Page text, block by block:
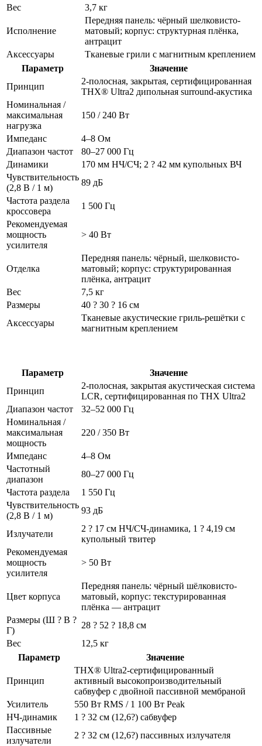
Вес
3,7 кг
Исполнение
Передняя панель: чёрный шелковисто-
матовый; корпус: структурная плёнка,
антрацит
Аксессуары
Тканевые грили с магнитным креплением
Параметр
Значение
Принцип
2-полосная, закрытая, сертифицированная
THX® Ultra2 дипольная surround-акустика
Номинальная /
максимальная
нагрузка
150 / 240 Вт
Импеданс
4–8 Ом
Диапазон частот
80–27 000 Гц
Динамики
170 мм НЧ/СЧ; 2 ? 42 мм купольных ВЧ
Чувствительность
(2,8 В / 1 м)
89 дБ
Частота раздела
кроссовера
1 500 Гц
Рекомендуемая
мощность
усилителя
> 40 Вт
Отделка
Передняя панель: чёрный, шелковисто-
матовый; корпус: структурированная
плёнка, антрацит
Вес
7,5 кг
Размеры
40 ? 30 ? 16 см
Аксессуары
Тканевые акустические гриль-решётки с
магнитным креплением
Параметр
Значение
Принцип
2-полосная, закрытая акустическая система
LCR, сертифицированная по THX Ultra2
Диапазон частот
32–52 000 Гц
Номинальная /
максимальная
мощность
220 / 350 Вт
Импеданс
4–8 Ом
Частотный
диапазон
80–27 000 Гц
Частота раздела
1 550 Гц
Чувствительность
(2,8 В / 1 м)
93 дБ
Излучатели
2 ? 17 см НЧ/СЧ-динамика, 1 ? 4,19 см
купольный твитер
Рекомендуемая
мощность
усилителя
> 50 Вт
Цвет корпуса
Передняя панель: чёрный шёлковисто-
матовый, корпус: текстурированная
плёнка — антрацит
Размеры (Ш ? В ?
Г)
28 ? 52 ? 18,8 см
Вес
12,5 кг
Параметр
Значение
Принцип
THX® Ultra2-сертифицированный
активный высокопроизводительный
сабвуфер с двойной пассивной мембраной
Усилитель
550 Вт RMS / 1 100 Вт Peak
НЧ-динамик
1 ? 32 см (12,6?) сабвуфер
Пассивные
излучатели
2 ? 32 см (12,6?) пассивных излучателя